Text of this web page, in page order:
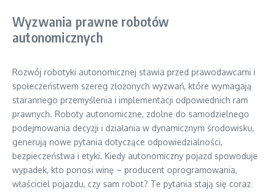
Wyzwania prawne robotów
autonomicznych
Rozwój robotyki autonomicznej stawia przed prawodawcami i
społeczeństwem szereg złożonych wyzwań, które wymagają
starannego przemyślenia i implementacji odpowiednich ram
prawnych. Roboty autonomiczne, zdolne do samodzielnego
podejmowania decyzji i działania w dynamicznym środowisku,
generują nowe pytania dotyczące odpowiedzialności,
bezpieczeństwa i etyki. Kiedy autonomiczny pojazd spowoduje
wypadek, kto ponosi winę – producent oprogramowania,
właściciel pojazdu, czy sam robot? Te pytania stają się coraz